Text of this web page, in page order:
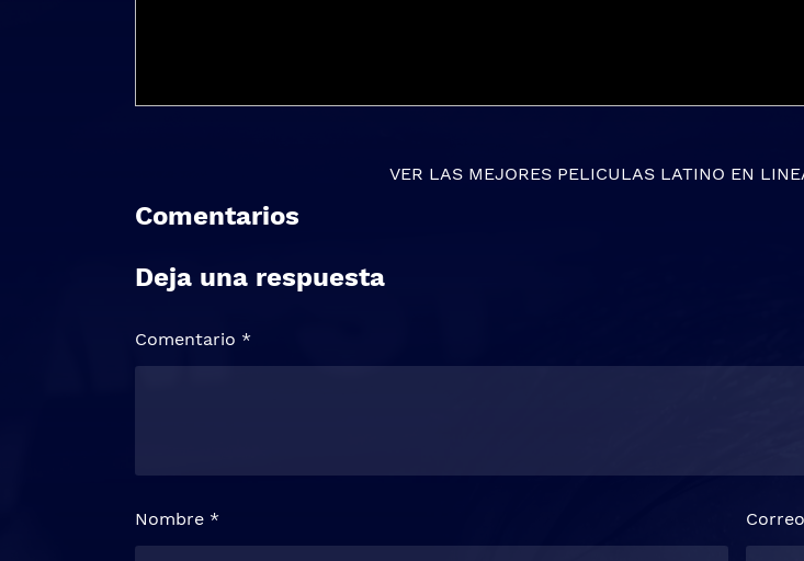
VER LAS MEJORES PELICULAS LATINO EN
Comentarios
Deja una respuesta
Comentario *
Nombre *